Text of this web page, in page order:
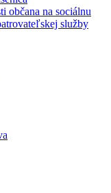
občana na sociálnu
služby